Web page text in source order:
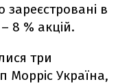
в
8 % акцій.
три
Морріс Україна,